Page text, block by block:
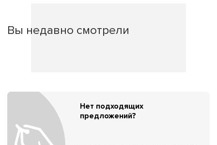
Вы недавно смотрели
Нет подходящих
предложений?